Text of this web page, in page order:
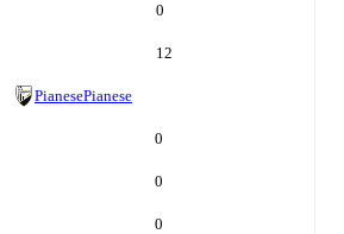
0
12
PianesePianese
0
0
0